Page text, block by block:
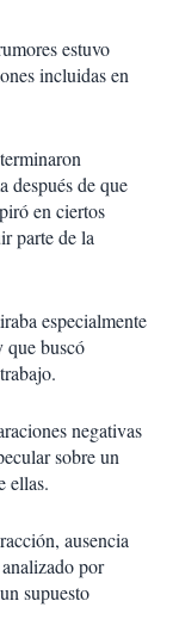
estuvo
incluidas en
después de que
en ciertos
parte de la
especialmente
que buscó
negativas
sobre un
ellas.
ausencia
por
supuesto